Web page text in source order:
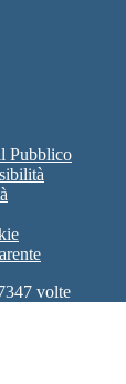
Pubblico
volte